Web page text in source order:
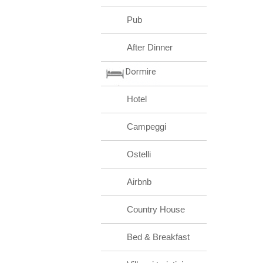
Pub
After Dinner
Dormire
Hotel
Campeggi
Ostelli
Airbnb
Country House
Bed & Breakfast